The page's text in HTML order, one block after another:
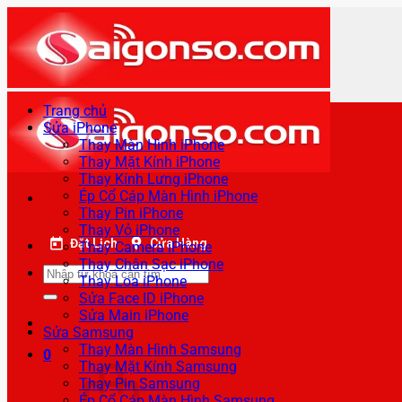
qua
nội
dung
Đặt Lịch Cửa Hàng
Tìm
kiếm:
0
Trang chủ
Sửa iPhone
Thay Màn Hình iPhone
Thay Mặt Kính iPhone
Thay Kính Lưng iPhone
Ép Cổ Cáp Màn Hình iPhone
Thay Pin iPhone
Thay Vỏ iPhone
Thay Camera iPhone
Thay Chân Sạc iPhone
Thay Loa iPhone
Sửa Face ID iPhone
Sửa Main iPhone
Sửa Samsung
Thay Màn Hình Samsung
Thay Mặt Kính Samsung
Thay Pin Samsung